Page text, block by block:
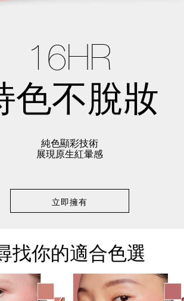
16HR
色不脫妝
純色顯彩技術
展現原生紅暈感
立即擁有
找你的適合色選